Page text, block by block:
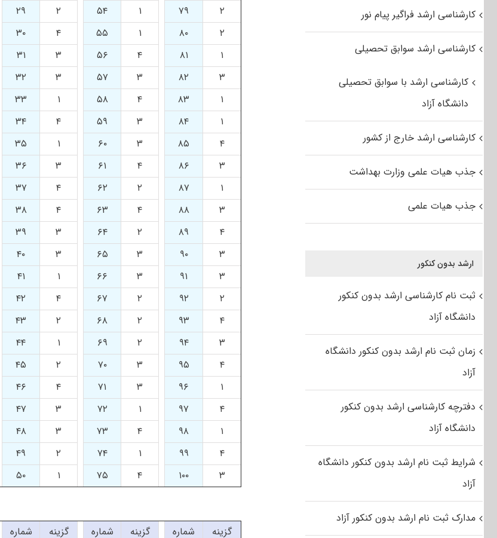
۲
۷۹ ۱ ۵۴ ۲ ۲۹
۲
۸۰ ۱ ۵۵ ۴ ۳۰
۱
۸۱ ۴ ۵۶ ۳ ۳۱
۳
۸۲ ۳ ۵۷ ۳ ۳۲
۱
۸۳ ۴ ۵۸ ۱ ۳۳
۱
۸۴ ۳ ۵۹ ۴ ۳۴
۴
۸۵ ۳ ۶۰ ۱ ۳۵
۳
۸۶ ۴ ۶۱ ۳ ۳۶
۱
۸۷ ۲ ۶۲ ۴ ۳۷
۳
۸۸ ۴ ۶۳ ۴ ۳۸
۴
۸۹ ۲ ۶۴ ۳ ۳۹
۳
۹۰ ۳ ۶۵ ۳ ۴۰
۳
۹۱ ۳ ۶۶ ۱ ۴۱
۲
۹۲ ۲ ۶۷ ۴ ۴۲
۴
۹۳ ۲ ۶۸ ۲ ۴۳
۳
۹۴ ۲ ۶۹ ۱ ۴۴
۴
۹۵ ۳ ۷۰ ۲ ۴۵
۱
۹۶ ۳ ۷۱ ۴ ۴۶
۴
۹۷ ۱ ۷۲ ۳ ۴۷
۱
۹۸ ۴ ۷۳ ۳ ۴۸
۴
۹۹ ۱ ۷۴ ۲ ۴۹
۳
۱۰۰ ۴ ۷۵ ۱ ۵۰
گزینه شماره گزینه شماره گزینه شماره
کارشناسی ارشد فراگیر پیام نور
کارشناسی ارشد سوابق تحصیلی
کارشناسی ارشد با سوابق تحصیلی
دانشگاه آزاد
کارشناسی ارشد خارج از کشور
جذب هیات علمی وزارت بهداشت
جذب هیات علمی
ارشد بدون کنکور
ثبت نام کارشناسی ارشد بدون کنکور
دانشگاه آزاد
زمان ثبت نام ارشد بدون کنکور دانشگاه
آزاد
دفترچه کارشناسی ارشد بدون کنکور
دانشگاه آزاد
شرایط ثبت نام ارشد بدون کنکور دانشگاه
آزاد
مدارک ثبت نام ارشد بدون کنکور آزاد